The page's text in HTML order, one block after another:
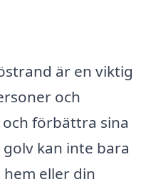
är en viktig
och
förbättra sina
kan inte bara
eller din